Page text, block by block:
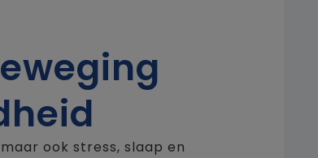
ook stress, slaap en